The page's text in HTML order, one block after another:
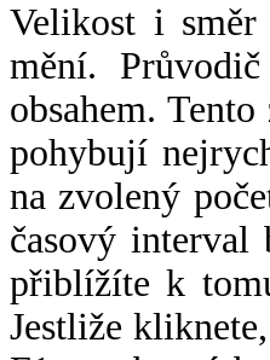
Velikost i
mění.
obsahem.
pohybují
na zvolený
časový
přiblížíte k
Jestliže